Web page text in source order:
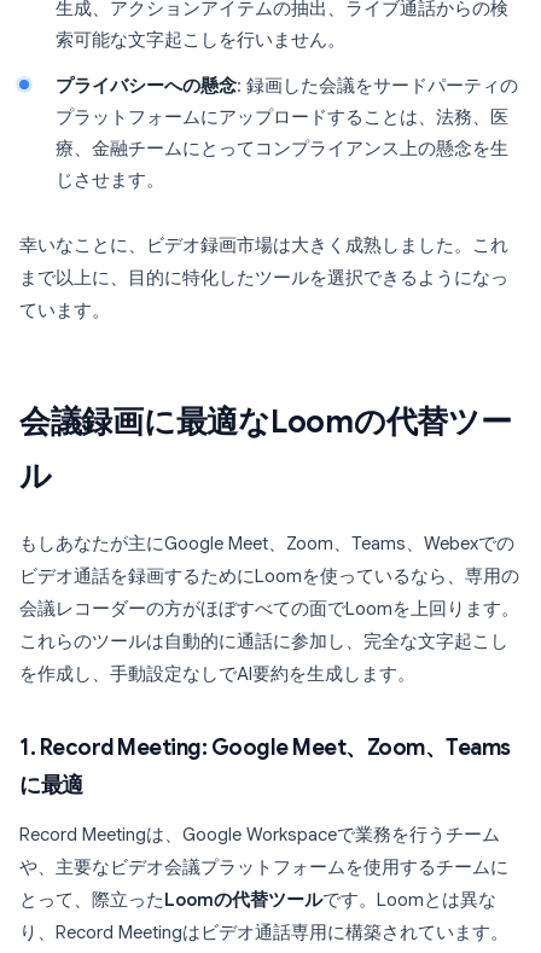
生成、アクションアイテムの抽出、ライブ通話からの検
索可能な文字起こしを行いません。
プライバシーへの懸念: 録画した会議をサードパーティの
プラットフォームにアップロードすることは、法務、医
療、金融チームにとってコンプライアンス上の懸念を生
じさせます。
幸いなことに、ビデオ録画市場は大きく成熟しました。これ
まで以上に、目的に特化したツールを選択できるようになっ
ています。
会議録画に最適なLoomの代替ツー
ル
もしあなたが主にGoogle Meet、Zoom、Teams、Webexでの
ビデオ通話を録画するためにLoomを使っているなら、専用の
会議レコーダーの方がほぼすべての面でLoomを上回ります。
これらのツールは自動的に通話に参加し、完全な文字起こし
を作成し、手動設定なしでAI要約を生成します。
1. Record Meeting: Google Meet、Zoom、Teams
に最適
Record Meetingは、Google Workspaceで業務を行うチーム
や、主要なビデオ会議プラットフォームを使用するチームに
とって、際立ったLoomの代替ツールです。Loomとは異な
り、Record Meetingはビデオ通話専用に構築されています。